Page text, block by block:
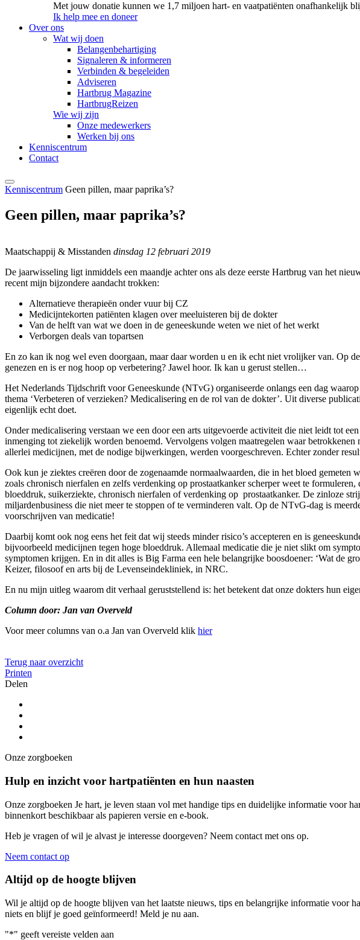
Met jouw donatie kunnen we 1,7 miljoen hart- en vaatpatiënten onafhankelijk
Ik help mee en doneer
Over ons
Wat wij doen
Belangenbehartiging
Signaleren & informeren
Verbinden & begeleiden
Adviseren
Hartbrug Magazine
HartbrugReizen
Wie wij zijn
Onze medewerkers
Werken bij ons
Kenniscentrum
Contact
Kenniscentrum Geen pillen, maar paprika’s?
Geen pillen, maar paprika’s?
Maatschappij & Misstanden dinsdag 12 februari 2019
De jaarwisseling ligt inmiddels een maandje achter ons als deze eerste Hartbrug van het
recent mijn bijzondere aandacht trokken:
Alternatieve therapieën onder vuur bij CZ
Medicijntekorten patiënten klagen over meeluisteren bij de dokter
Van de helft van wat we doen in de geneeskunde weten we niet of het werkt
Verborgen deals van topartsen
En zo kan ik nog wel even doorgaan, maar daar worden u en ik echt niet vrolijker van. Op
genezen en is er nog hoop op verbetering? Jawel hoor. Ik kan u gerust stellen…
Het Nederlands Tijdschrift voor Geneeskunde (NTvG) organiseerde onlangs een dag
thema ‘Verbeteren of verzieken? Medicalisering en de rol van de dokter’. Uit diverse
eigenlijk echt doet.
Onder medicalisering verstaan we een door een arts uitgevoerde activiteit die niet leidt tot
inmenging tot ziekelijk worden benoemd. Vervolgens volgen maatregelen waar
allerlei medicijnen, met de nodige bijwerkingen, werden voorgeschreven. Echter zonder
Ook kun je ziektes creëren door de zogenaamde normaalwaarden, die in het bloed
zoals chronisch nierfalen en zelfs verdenking op prostaatkanker scherper weet te
bloeddruk, suikerziekte, chronisch nierfalen of verdenking op prostaatkanker. De zinloze
miljardenbusiness die niet meer te stoppen of te verminderen valt. Op de NTvG-dag is
voorschrijven van medicatie!
Daarbij komt ook nog eens het feit dat wij steeds minder risico’s accepteren en is
bijvoorbeeld medicijnen tegen hoge bloeddruk. Allemaal medicatie die je niet slikt om
symptomen krijgen. En in dit alles is Big Farma een hele belangrijke boosdoener: ‘Wat de
Keizer, filosoof en arts bij de Levenseindekliniek, in NRC.
En nu mijn uitleg waarom dit verhaal geruststellend is: het betekent dat onze dokters hun
Column door: Jan van Overveld
Voor meer columns van o.a Jan van Overveld klik hier
Terug naar overzicht
Printen
Delen
Onze zorgboeken
Hulp en inzicht voor hartpatiënten en hun naasten
Onze zorgboeken Je hart, je leven staan vol met handige tips en duidelijke informatie voor
binnenkort beschikbaar als papieren versie en e-book.
Heb je vragen of wil je alvast je interesse doorgeven? Neem contact met ons op.
Neem contact op
Altijd op de hoogte blijven
Wil je altijd op de hoogte blijven van het laatste nieuws, tips en belangrijke informatie voor
niets en blijf je goed geïnformeerd! Meld je nu aan.
"*" geeft vereiste velden aan